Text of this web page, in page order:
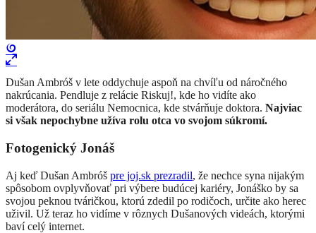
​Dušan Ambróš v lete oddychuje aspoň na chvíľu od náročného
nakrúcania. Pendluje z relácie Riskuj!, kde ho vidíte ako
moderátora, do seriálu Nemocnica, kde stvárňuje doktora. Najviac
si však nepochybne užíva rolu otca vo svojom súkromí.
Fotogenický Jonáš
Aj keď Dušan Ambróš pre joj.sk prezradil, že nechce syna nijakým
spôsobom ovplyvňovať pri výbere budúcej kariéry, Jonáško by sa
svojou peknou tváričkou, ktorú zdedil po rodičoch, určite ako herec
uživil. Už teraz ho vidíme v rôznych Dušanových videách, ktorými
baví celý internet.